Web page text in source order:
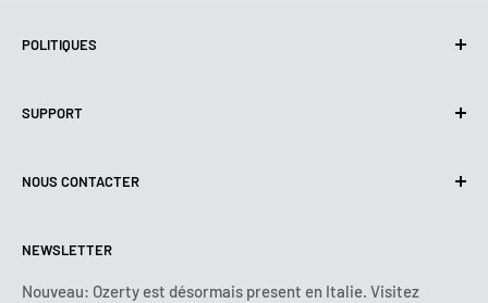
POLITIQUES
Utilisation de cookies (RGPD)
Politique de livraison
Conditions de paiement
Termes et conditions d'abonnement
SUPPORT
Nous contacter
Mentions légales
FAQ
NOUS CONTACTER
Mardi :9:00 - 18:00
Mercredi :9:00 - 18:00
NEWSLETTER
Nouveau: Ozerty est désormais present en Italie. Visitez